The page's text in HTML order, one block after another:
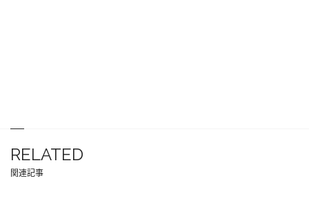
RELATED
関連記事